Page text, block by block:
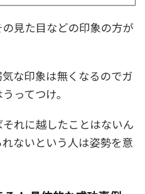
見た目などの印象の方が
な印象は無くなるのでガ
ってつけ。
れに越したことはないん
ないという人は姿勢を意